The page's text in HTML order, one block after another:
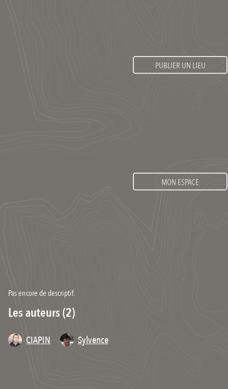
PUBLIER UN LIEU
MON ESPACE
Pas encore de descriptif.
Les auteurs (2)
CIAPIN Sylvence